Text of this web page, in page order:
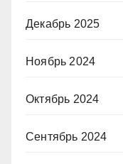
Декабрь 2025
Ноябрь 2024
Октябрь 2024
Сентябрь 2024